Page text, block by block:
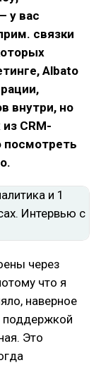
у вас
связки
Albato
внутри, но
CRM-
посмотреть
через
что я
наверное
поддержкой
Это